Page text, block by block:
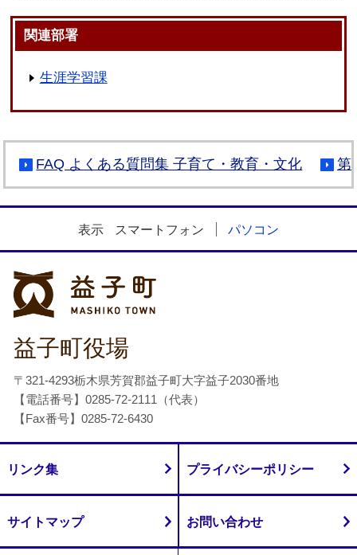
関連部署
生涯学習課
FAQ よくある質問集 子育て・教育・文化 第
表示 スマートフォン パソコン
益子町役場
〒321-4293栃木県芳賀郡益子町大字益子2030番地
【電話番号】0285-72-2111（代表）
【Fax番号】0285-72-6430
リンク集 プライバシーポリシー
サイトマップ お問い合わせ